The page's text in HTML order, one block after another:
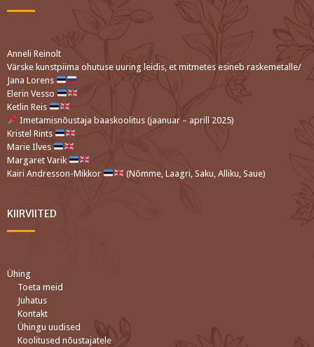
Anneli Reinolt
Värske kunstpiima ohutuse uuring leidis, et mitmetes esineb raskemetalle/
Jana Lorens
Elerin Vesso
Ketlin Reis
Imetamisnõustaja baaskoolitus (jaanuar – aprill 2025)
Kristel Rints
Marie Ilves
Margaret Varik
Kairi Andresson-Mikkor
(Nõmme, Laagri, Saku, Alliku, Saue)
KIIRVIITED
Ühing
Toeta meid
Juhatus
Kontakt
Ühingu uudised
Koolitused nõustajatele